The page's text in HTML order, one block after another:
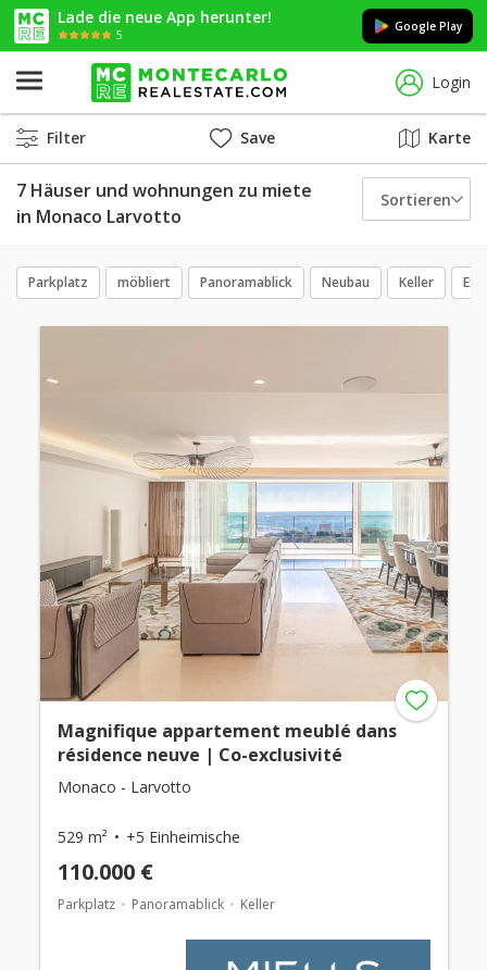
Lade die neue App herunter!
5
Google Play
Login
Filter Save Karte
7 Häuser und wohnungen zu miete
in Monaco Larvotto
Sortieren
Parkplatz möbliert Panoramablick Neubau Keller
Magnifique appartement meublé dans
résidence neuve | Co-exclusivité
Monaco - Larvotto
529 m² +5 Einheimische
110.000 €
Parkplatz Panoramablick Keller